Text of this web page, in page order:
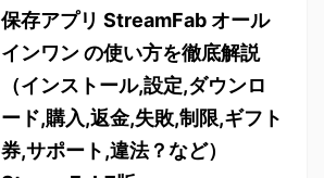
保存アプリ StreamFab オール
インワン の使い方を徹底解説
（インストール,設定,ダウンロ
ード,購入,返金,失敗,制限,ギフト
券,サポート,違法？など）